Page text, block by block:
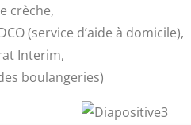
crèche,
(service d’aide à domicile),
Interim,
boulangeries)